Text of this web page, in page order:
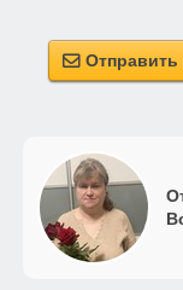
 Отправить